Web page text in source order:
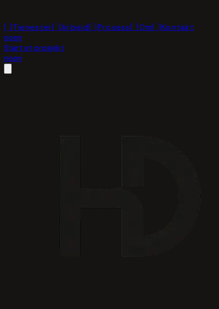
[ ]Tjenester[ ]Arbeid[ ]Prosess [ ]Om[ ]Kontakt
noen
Start et prosjekt
noen